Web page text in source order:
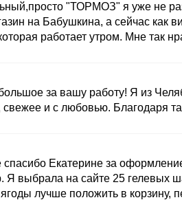
"ТОРМОЗ" я уже не
на Бабушкина, а сейчас
работает утром. Мне так
за вашу работу! Я из
свежее и с любовью. Благодаря
Екатерине за
Я выбрала на сайте 25 гелевых
лучше положить в корзину,